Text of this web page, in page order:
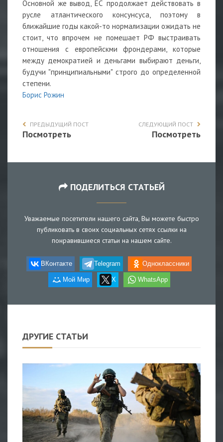
Основной же вывод, ЕС продолжает действовать в
русле атлантического консунсуса, поэтому в
ближайшие годы какой-то нормализации ожидать не
стоит, что впрочем не помешает РФ выстраивать
отношения с европейскми фрондерами, которые
между демократией и деньгами выбирают деньги,
будучи "принципиальными" строго до определенной
степени.
Борис Рожин
ПРЕДЫДУЩИЙ ПОСТ
Посмотреть
СЛЕДУЮЩИЙ ПОСТ
Посмотреть
ПОДЕЛИТЬСЯ СТАТЬЕЙ
Уважаемые посетители нашего сайта, Вы можете быстро
публиковать в своих социальных сетях ссылки на
понравившиеся статьи на нашем сайте.
ВКонтакте Telegram Одноклассники
Мой Мир X WhatsApp
ДРУГИЕ СТАТЬИ